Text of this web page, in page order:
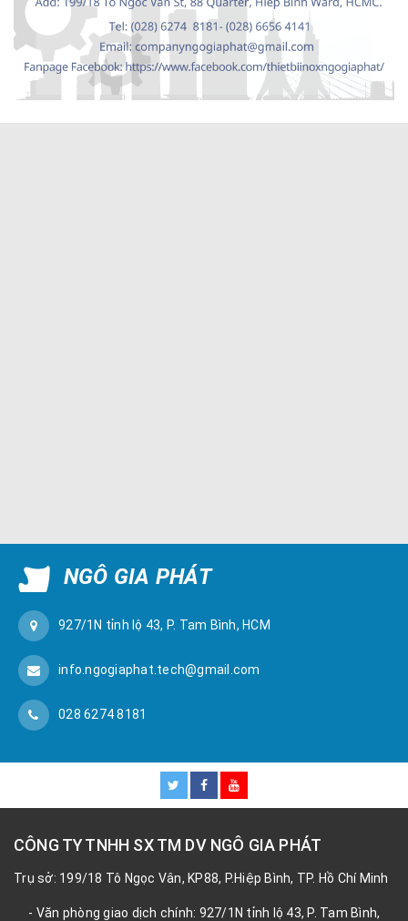
NGÔ GIA PHÁT
927/1N tỉnh lộ 43, P. Tam Bình, HCM
info.ngogiaphat.tech@gmail.com
028 6274 8181
CÔNG TY TNHH SX TM DV NGÔ GIA PHÁT
Trụ sở: 199/18 Tô Ngọc Vân, KP88, P.Hiệp Bình, TP. Hồ Chí Minh
- Văn phòng giao dịch chính: 927/1N tỉnh lộ 43, P. Tam Bình,